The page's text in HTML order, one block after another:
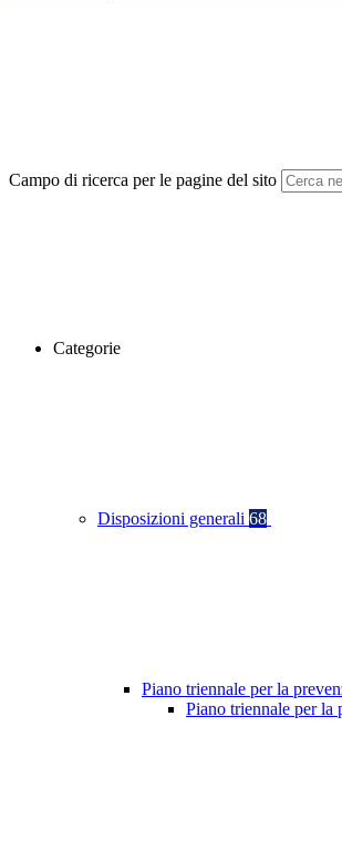
Campo di ricerca per le pagine del sito
Categorie
Disposizioni generali 68
Piano triennale per la
Piano triennale per la